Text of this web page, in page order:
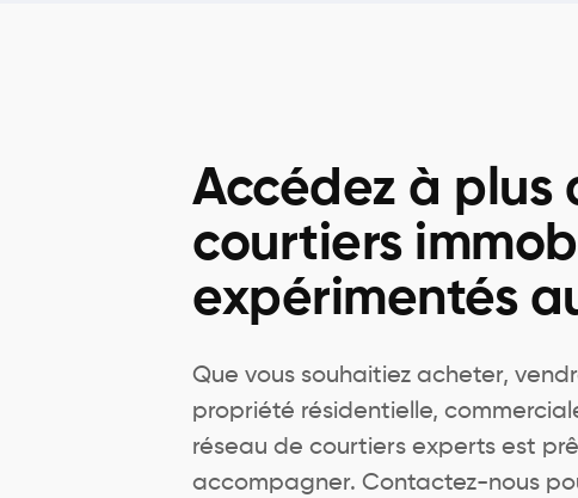
Accédez à plus
courtiers
expérimentés
Que vous souhaitiez acheter,
propriété résidentielle,
réseau de courtiers experts est
accompagner. Contactez-nous